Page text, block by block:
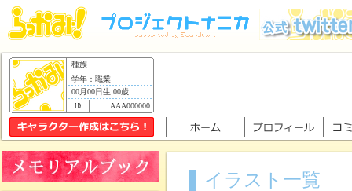
種族
学年：職業
00月00日生 00歳
AAA000000
イラスト一覧